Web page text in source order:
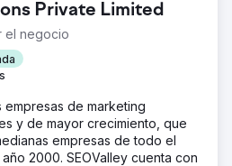
y el contenido de
El aumento de los
Ads estaba mermando los
de la tasa de conversión era
de reserva y la marca
de demanda
agencia de marketing digital
estrategia SEO y de redes
Private Limited
el negocio
empresas de marketing
y de mayor crecimiento, que
empresas de todo el
2000. SEOValley cuenta con